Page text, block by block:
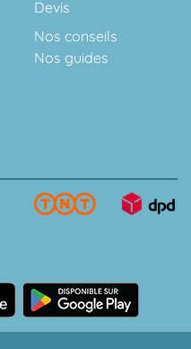
Devis
Nos conseils
Nos guides